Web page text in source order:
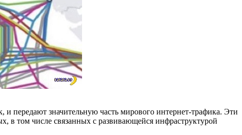
значительную часть мирового интернет-трафика. Эти
в том числе связанных с развивающейся инфраструктурой